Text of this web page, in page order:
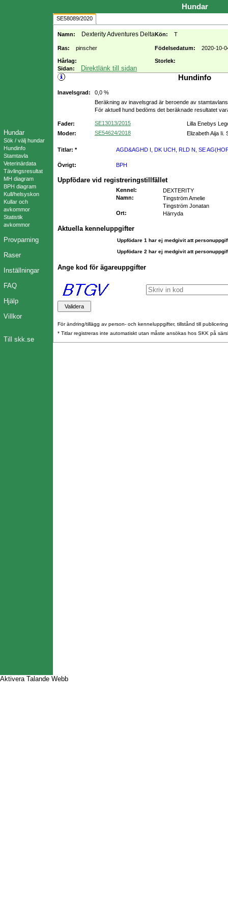
Hundar
Sök / välj hundar
Hundinfo
Stamtavla
Veterinärdata
Tävlingsresultat
MH diagram
BPH diagram
Kull/helsyskon
Kullar och
avkommor
Statistik
avkommor
Provparning
Raser
Inställningar
FAQ
Hjälp
Villkor
Till skk.se
Hundar
SE58089/2020
Namn: Dexterity Adventures DeltaKön: T
Ras: pinscher Födelsedatum: 2020-10-
Hårlag:
Storlek:
Sidan:
Direktlänk till sidan
Hundinfo
Inavelsgrad:
0,0 %
Beräkning av inavelsgrad är beroende av
För aktuell hund bedöms det beräknade resultatet
Fader: SE13013/2015
Lilla Enebys
Moder:
SE54624/2018 Elizabeth Aija Ii.
Titlar: * AGD&AGHD I, DK UCH, RLD N, SE
Övrigt: BPH
Uppfödare vid registreringstillfället
Kennel :
DEXTERITY
Namn:
Tingström Amelie
Tingström Jonatan
Ort: Härryda
Aktuella kenneluppgifter
Uppfödare 1 har ej medgivit att
Uppfödare 2 har ej medgivit att
Ange kod för ägareuppgifter
För ändring/tillägg av person- och kenneluppgifter, tillstånd till
* Titlar registreras inte automatiskt utan måste ansökas hos SKK på
Aktivera Talande Webb